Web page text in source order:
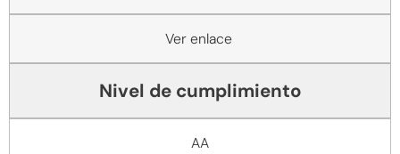
Ver enlace
Nivel de cumplimiento
AA